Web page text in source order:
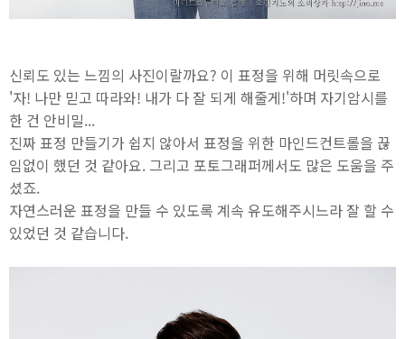
신뢰도 있는 느낌의 사진이랄까요? 이 표정을 위해 머릿속으로
'자! 나만 믿고 따라와! 내가 다 잘 되게 해줄게!'하며 자기암시를
한 건 안비밀...
진짜 표정 만들기가 쉽지 않아서 표정을 위한 마인드컨트롤을 끊
임없이 했던 것 같아요. 그리고 포토그래퍼께서도 많은 도움을 주
셨죠.
자연스러운 표정을 만들 수 있도록 계속 유도해주시느라 잘 할 수
있었던 것 같습니다.